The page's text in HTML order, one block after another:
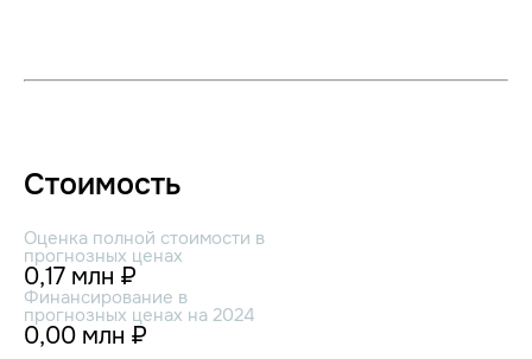
Стоимость
Оценка полной стоимости в
прогнозных ценах
0,17 млн ₽
Финансирование в
прогнозных ценах на 2024
0,00 млн ₽